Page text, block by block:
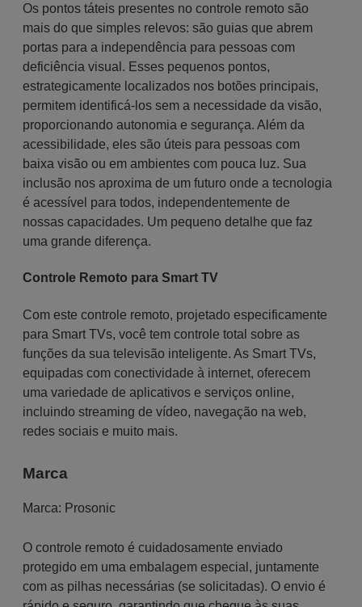
Os pontos táteis presentes no controle remoto são
mais do que simples relevos: são guias que abrem
portas para a independência para pessoas com
deficiência visual. Esses pequenos pontos,
estrategicamente localizados nos botões principais,
permitem identificá-los sem a necessidade da visão,
proporcionando autonomia e segurança. Além da
acessibilidade, eles são úteis para pessoas com
baixa visão ou em ambientes com pouca luz. Sua
inclusão nos aproxima de um futuro onde a tecnologia
é acessível para todos, independentemente de
nossas capacidades. Um pequeno detalhe que faz
uma grande diferença.
Controle Remoto para Smart TV
Com este controle remoto, projetado especificamente
para Smart TVs, você tem controle total sobre as
funções da sua televisão inteligente. As Smart TVs,
equipadas com conectividade à internet, oferecem
uma variedade de aplicativos e serviços online,
incluindo streaming de vídeo, navegação na web,
redes sociais e muito mais.
Marca
Marca: Prosonic
O controle remoto é cuidadosamente enviado
protegido em uma embalagem especial, juntamente
com as pilhas necessárias (se solicitadas). O envio é